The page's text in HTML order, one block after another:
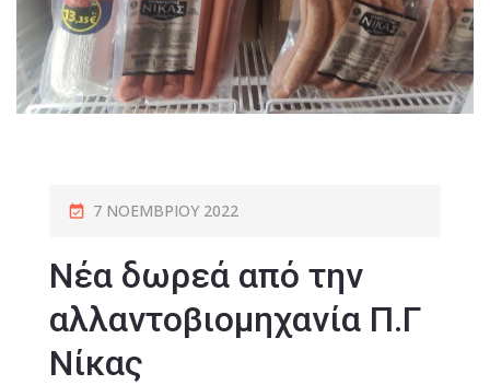
7 ΝΟΕΜΒΡΊΟΥ 2022
Νέα δωρεά από την
αλλαντοβιομηχανία Π.Γ
Νίκας